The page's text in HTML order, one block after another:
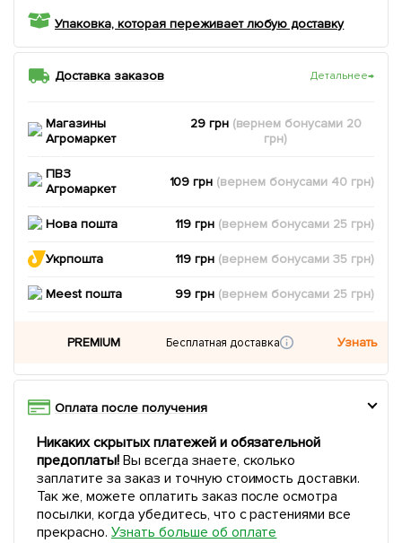
Упаковка, которая переживает любую доставку
Доставка заказов Детальнее→
Магазины
Агромаркет
29 грн (вернем бонусами 20
грн)
ПВЗ
Агромаркет
109 грн (вернем бонусами 40 грн)
Нова пошта 119 грн (вернем бонусами 25 грн)
Укрпошта 119 грн (вернем бонусами35 грн)
Meest пошта 99 грн (вернем бонусами 25 грн)
PREMIUM Бесплатная доставка Узнать
Оплата после получения
Никаких скрытых платежей и обязательной
предоплаты!Вы всегда знаете, сколько
заплатите за заказ и точную стоимость доставки.
Так же, можете оплатить заказ после осмотра
посылки, когда убедитесь, что с растениями все
прекрасно. Узнать больше об оплате